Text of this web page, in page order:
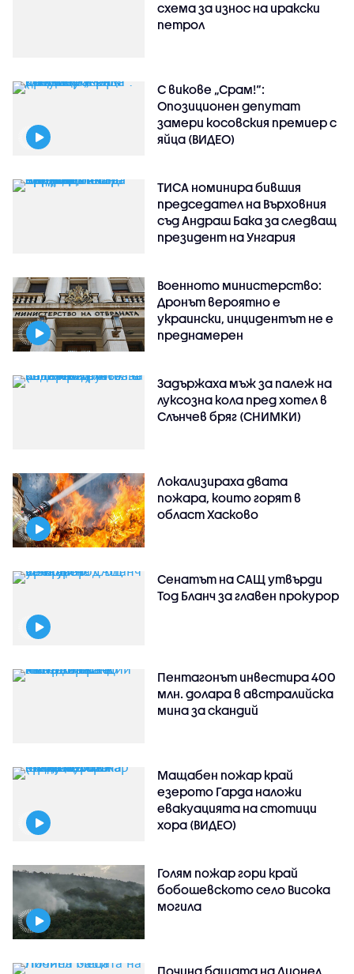
схема за износ на иракски
петрол
С викове „Срам!“:
Опозиционен депутат
замери косовския премиер с
яйца (ВИДЕО)
ТИСА номинира бившия
председател на Върховния
съд Андраш Бака за следващ
президент на Унгария
Военното министерство:
Дронът вероятно е
украински, инцидентът не е
преднамерен
Задържаха мъж за палеж на
луксозна кола пред хотел в
Слънчев бряг (СНИМКИ)
Локализираха двата
пожара, които горят в
област Хасково
Сенатът на САЩ утвърди
Тод Бланч за главен прокурор
Пентагонът инвестира 400
млн. долара в австралийска
мина за скандий
Мащабен пожар край
езерото Гарда наложи
евакуацията на стотици
хора (ВИДЕО)
Голям пожар гори край
бобошевското село Висока
могила
Почина бащата на Лионел